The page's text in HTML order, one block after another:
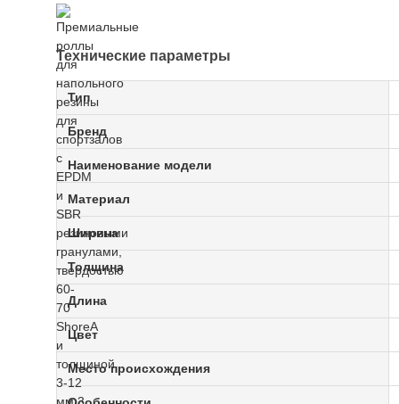
Технические параметры
Тип
Бренд
Наименование модели
Материал
Ширина
Толщина
Длина
Цвет
Место происхождения